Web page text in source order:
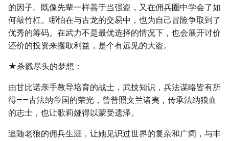
的因子。既像先辈一样善于当强盗，又在佣兵圈中学会了如
何敲竹杠。哪怕在与古龙的交易中，也为自己冒险争取到了
优秀的筹码。在武力不是最优选择的情况下，也会展开讨价
还价的投资来攫取利益，是个有远见的大盗。
★杀戮尽头的梦想：
由甘比诺亲手教导培育的战士，武技知识，兵法谋略皆有所
得——古法纳帝国的荣光，曾普照文兰诸夷，传承法纳狼血
的志士，也让歌莉娅得以蒙受遗泽。
追随老狼的佣兵生涯，让她见识过世界的复杂和广阔，与丰